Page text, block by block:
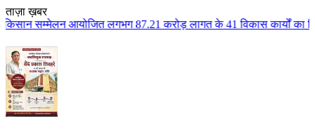
ताज़ा ख़बर
87.21 करोड़ लागत के 41 विकास कार्यों का किया लोकार्पण एवं